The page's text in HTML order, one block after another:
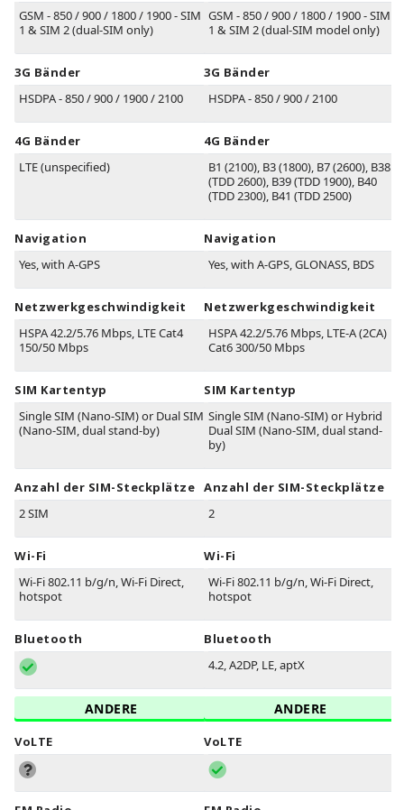
GSM - 850 / 900 / 1800 / 1900 - SIM
1 & SIM 2 (dual-SIM only)
3G Bänder
HSDPA - 850 / 900 / 1900 / 2100
4G Bänder
LTE (unspecified)
Navigation
Yes, with A-GPS
Netzwerkgeschwindigkeit
HSPA 42.2/5.76 Mbps, LTE Cat4
150/50 Mbps
SIM Kartentyp
Single SIM (Nano-SIM) or Dual SIM
(Nano-SIM, dual stand-by)
Anzahl der SIM-Steckplätze
2 SIM
Wi-Fi
Wi-Fi 802.11 b/g/n, Wi-Fi Direct,
hotspot
Bluetooth
ANDERE
VoLTE
GSM - 850 / 900 / 1800 / 1900 - SIM
1 & SIM 2 (dual-SIM model only)
3G Bänder
HSDPA - 850 / 900 / 2100
4G Bänder
B1 (2100), B3(1800), B7(2600), B38
(TDD 2600), B39(TDD 1900), B40
(TDD 2300), B41 (TDD 2500)
Navigation
Yes, with A-GPS, GLONASS, BDS
Netzwerkgeschwindigkeit
HSPA 42.2/5.76 Mbps, LTE-A (2CA)
Cat6 300/50 Mbps
SIM Kartentyp
Single SIM (Nano-SIM) or Hybrid
Dual SIM (Nano-SIM, dual stand-
by)
Anzahl der SIM-Steckplätze
2
Wi-Fi
Wi-Fi 802.11 b/g/n, Wi-Fi Direct,
hotspot
Bluetooth
4.2, A2DP, LE, aptX
ANDERE
VoLTE